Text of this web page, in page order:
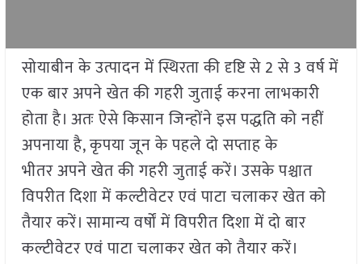
सोयाबीन के उत्पादन में स्थिरता की दृष्टि से 2 से 3 वर्ष में
एक बार अपने खेत की गहरी जुताई करना लाभकारी
होता है। अतः ऐसे किसान जिन्होंने इस पद्धति को नहीं
अपनाया है, कृपया जून के पहले दो सप्ताह के
भीतर अपने खेत की गहरी जुताई करें। उसके पश्चात
विपरीत दिशा में कल्टीवेटर एवं पाटा चलाकर खेत को
तैयार करें। सामान्य वर्षों में विपरीत दिशा में दो बार
कल्टीवेटर एवं पाटा चलाकर खेत को तैयार करें।